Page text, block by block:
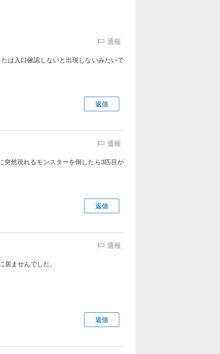
通報
は入口確認しないと出現しないみたいで
返信
通報
然現れるモンスターを倒したら3匹目が
返信
通報
ませんでした。
返信